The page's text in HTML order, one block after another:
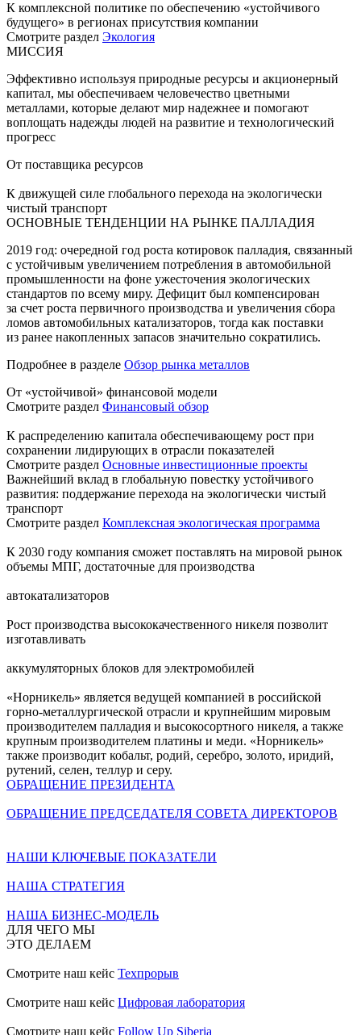
К комплексной политике по обеспечению «устойчивого
будущего» в регионах присутствия компании
Смотрите раздел Экология
МИССИЯ
Эффективно используя природные ресурсы и акционерный
капитал, мы обеспечиваем человечество цветными
металлами, которые делают мир надежнее и помогают
воплощать надежды людей на развитие и технологический
прогресс
От поставщика ресурсов
К движущей силе глобального перехода на экологически
чистый транспорт
ОСНОВНЫЕ ТЕНДЕНЦИИ НА РЫНКЕ ПАЛЛАДИЯ
2019 год: очередной год роста котировок палладия, связанный
с устойчивым увеличением потребления в автомобильной
промышленности на фоне ужесточения экологических
стандартов по всему миру. Дефицит был компенсирован
за счет роста первичного производства и увеличения сбора
ломов автомобильных катализаторов, тогда как поставки
из ранее накопленных запасов значительно сократились.
Подробнее в разделе Обзор рынка металлов
От «устойчивой» финансовой модели
Смотрите раздел Финансовый обзор
К распределению капитала обеспечивающему рост при
сохранении лидирующих в отрасли показателей
Смотрите раздел Основные инвестиционные проекты
Важнейший вклад в глобальную повестку устойчивого
развития: поддержание перехода на экологически чистый
транспорт
Смотрите раздел Комплексная экологическая программа
К 2030 году компания сможет поставлять на мировой рынок
объемы МПГ, достаточные для производства
автокатализаторов
Рост производства высококачественного никеля позволит
изготавливать
аккумуляторных блоков для электромобилей
«Норникель» является ведущей компанией в российской
горно-металлургической отрасли и крупнейшим мировым
производителем палладия и высокосортного никеля, а также
крупным производителем платины и меди. «Норникель»
также производит кобальт, родий, серебро, золото, иридий,
рутений, селен, теллур и серу.
ОБРАЩЕНИЕ ПРЕЗИДЕНТА
ОБРАЩЕНИЕ ПРЕДСЕДАТЕЛЯ СОВЕТА ДИРЕКТОРОВ
НАШИ КЛЮЧЕВЫЕ ПОКАЗАТЕЛИ
НАША СТРАТЕГИЯ
НАША БИЗНЕС-МОДЕЛЬ
ДЛЯ ЧЕГО МЫ
ЭТО ДЕЛАЕМ
Смотрите наш кейс Техпрорыв
Смотрите наш кейс Цифровая лаборатория
Смотрите наш кейс Follow Up Siberia